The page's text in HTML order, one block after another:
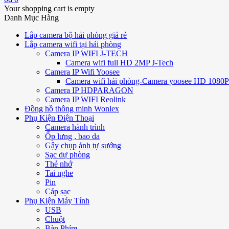
Your shopping cart is empty
Danh Mục Hàng
Lắp camera bộ hải phòng giá rẻ
Lắp camera wifi tại hải phòng
Camera IP WIFI J-TECH
Camera wifi full HD 2MP J-Tech
Camera IP Wifi Yoosee
Camera wifi hải phòng-Camera yoosee HD
Camera IP HDPARAGON
Camera IP WIFI Reolink
Đồng hồ thông minh Wonlex
Phụ Kiện Điện Thoại
Camera hành trình
Ốp lưng , bao da
Gậy chụp ảnh tự sướng
Sạc dự phòng
Thẻ nhớ
Tai nghe
Pin
Cáp sạc
Phụ Kiện Máy Tính
USB
Chuột